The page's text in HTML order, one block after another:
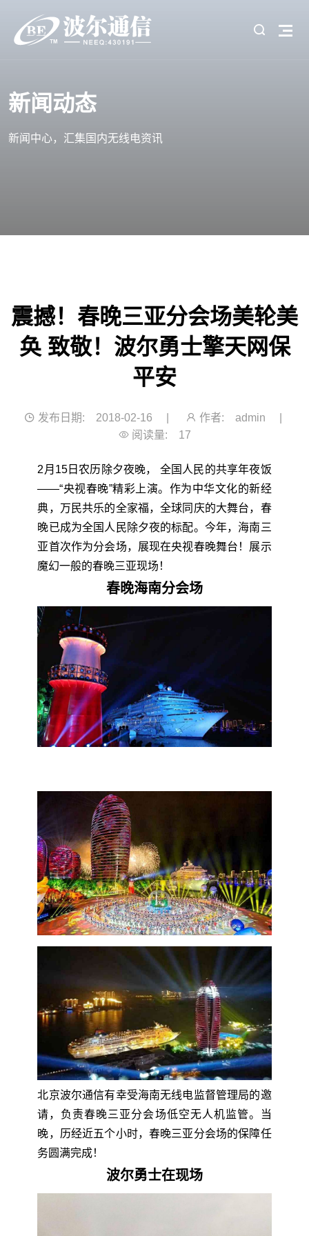
新闻动态
新闻中心，汇集国内无线电资讯
震撼！春晚三亚分会场美轮美
奂 致敬！波尔勇士擎天网保
平安
发布日期: 2018-02-16 作者: admin
阅读量:
17
2月15日农历除夕夜晚， 全国人民的共享年夜饭
——“央视春晚”精彩上演。作为中华文化的新经
典，万民共乐的全家福，全球同庆的大舞台，春
晚已成为全国人民除夕夜的标配。今年，海南三
亚首次作为分会场，展现在央视春晚舞台！展示
魔幻一般的春晚三亚现场！
春晚海南分会场
北京波尔通信有幸受海南无线电监督管理局的邀
请，负责春晚三亚分会场低空无人机监管。当
晚，历经近五个小时，春晚三亚分会场的保障任
务圆满完成！
波尔勇士在现场